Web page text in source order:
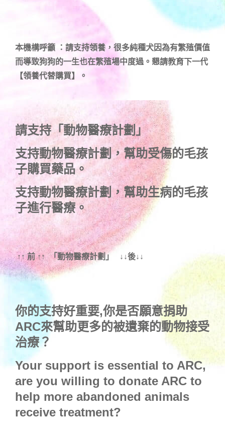
本機構呼籲 ：請支持領養，很多純種犬因為有繁殖價值
而導致狗狗的一生也在繁殖場中度過。懇請教育下一代
【領養代替購買】。
請支持「動物醫療計劃」
支持動物醫療計劃，幫助受傷的毛孩
子購買藥品。
支持動物醫療計劃 ，幫助生病的毛孩
子進行醫療。
↑↑ 前 ↑↑ 「動物醫療計劃」 ↓↓後↓↓
你的支持好重要,你是否願意捐助
ARC來幫助更多的被遺棄的動物接受
治療？
Your support is essential to ARC,
are you willing to donate ARC to
help more abandoned animals
receive treatment?